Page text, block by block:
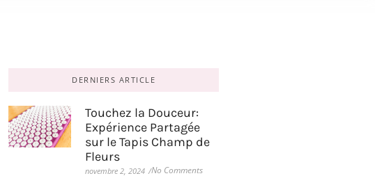
DERNIERS ARTICLE
Touchez la Douceur:
Expérience Partagée
sur le Tapis Champ de
Fleurs
novembre 2, 2024 /No Comments